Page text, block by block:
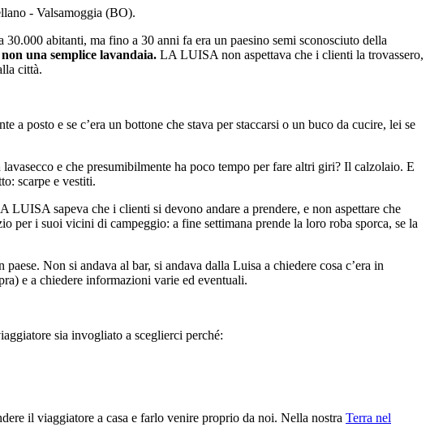
- Valsamoggia (BO).
abitanti, ma fino a 30 anni fa era un paesino semi sconosciuto della
una semplice lavandaia. LA LUISA non aspettava che i clienti la trovassero,
città.
posto e se c’era un bottone che stava per staccarsi o un buco da cucire, lei se
e che presumibilmente ha poco tempo per fare altri giri? Il calzolaio. E
scarpe e vestiti.
sapeva che i clienti si devono andare a prendere, e non aspettare che
i suoi vicini di campeggio: a fine settimana prende la loro roba sporca, se la
Non si andava al bar, si andava dalla Luisa a chiedere cosa c’era in
e a chiedere informazioni varie ed eventuali.
sia invogliato a sceglierci perché:
il viaggiatore a casa e farlo venire proprio da noi. Nella nostra Terra nel